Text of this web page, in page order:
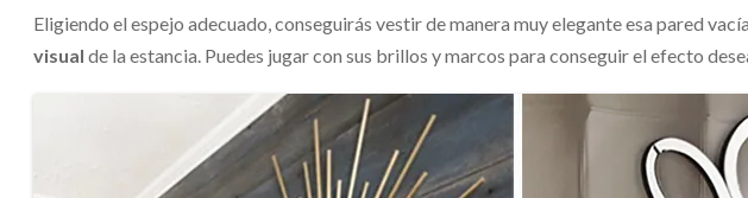
Eligiendo el espejo adecuado, conseguirás vestir de manera muy elegante esa pared
visual de la estancia. Puedes jugar con sus brillos y marcos para conseguir el efecto